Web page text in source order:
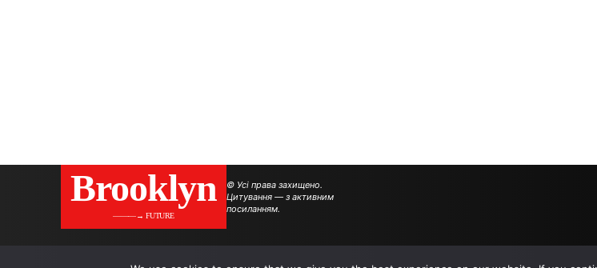
Brooklyn
———→ FUTURE
© Усі права захищено.
Цитування — з активним
посиланням.